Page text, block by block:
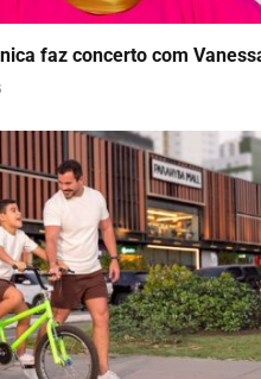
faz concerto com